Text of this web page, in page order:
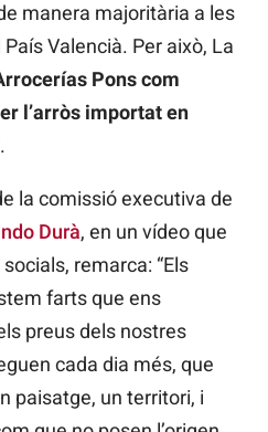
manera majoritària a les
Valencià. Per això, La
Pons com
l’arròs importat en
la comissió executiva de
Durà, en un vídeo que
remarca: “Els
farts que ens
preus dels nostres
cada dia més, que
paisatge, un territori, i